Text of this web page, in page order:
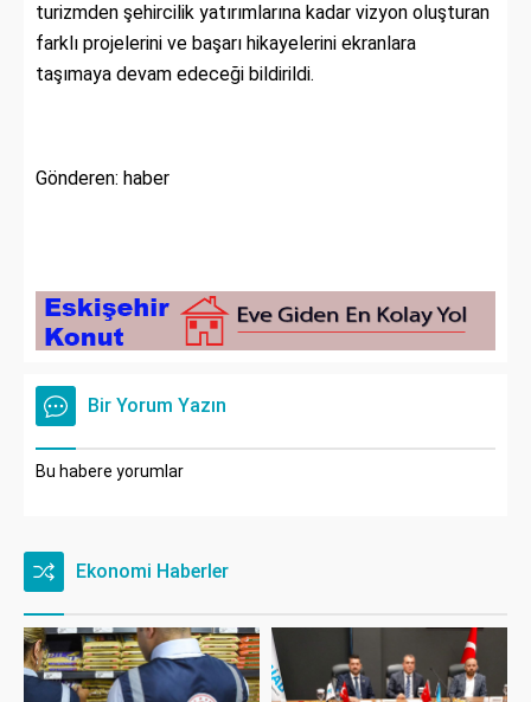
turizmden şehircilik yatırımlarına kadar vizyon oluşturan
farklı projelerini ve başarı hikayelerini ekranlara
taşımaya devam edeceği bildirildi.
Gönderen: haber
Bir Yorum Yazın
Bu habere yorumlar
Ekonomi Haberler